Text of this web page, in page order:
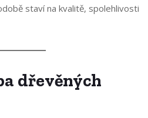
staví na kvalitě, spolehlivosti
dřevěných